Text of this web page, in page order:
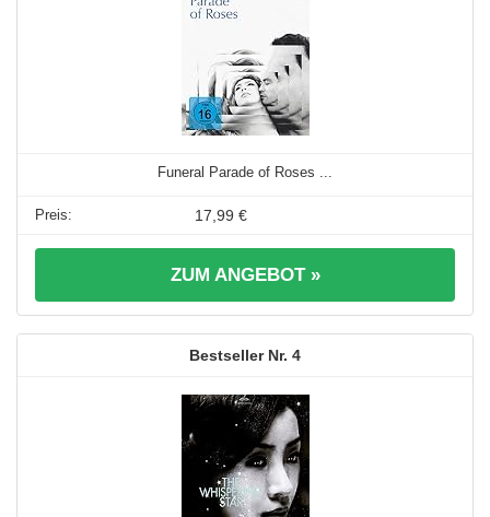
Funeral Parade of Roses ...
17,99 €
ZUM ANGEBOT »
4